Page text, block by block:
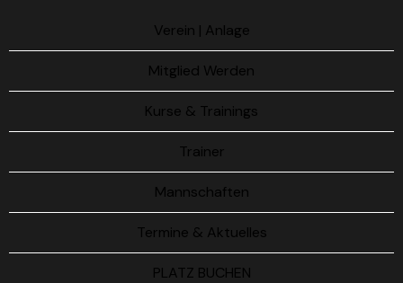
Verein | Anlage
Mitglied Werden
Kurse & Trainings
Trainer
Mannschaften
Termine & Aktuelles
PLATZ BUCHEN